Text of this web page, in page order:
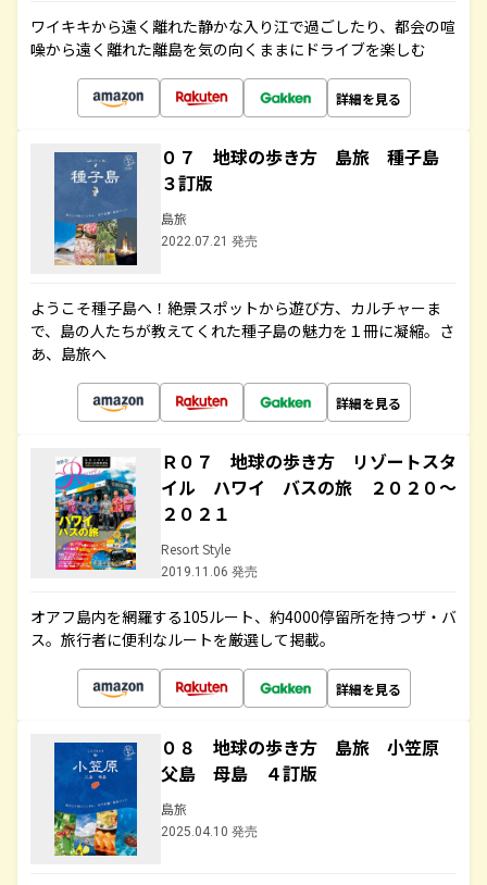
ワイキキから遠く離れた静かな入り江で過ごしたり、都会の喧
噪から遠く離れた離島を気の向くままにドライブを楽しむ
詳細を見る
０７ 地球の歩き方 島旅 種子島
３訂版
島旅
2022.07.21 発売
ようこそ種子島へ！絶景スポットから遊び方、カルチャーま
で、島の人たちが教えてくれた種子島の魅力を１冊に凝縮。さ
あ、島旅へ
詳細を見る
Ｒ０７ 地球の歩き方 リゾートスタ
イル ハワイ バスの旅 ２０２０～
２０２１
Resort Style
2019.11.06 発売
オアフ島内を網羅する105ルート、約4000停留所を持つザ・バ
ス。旅行者に便利なルートを厳選して掲載。
詳細を見る
０８ 地球の歩き方 島旅 小笠原
父島 母島 ４訂版
島旅
2025.04.10 発売